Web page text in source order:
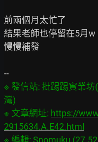
前兩個月太忙了
結果老師也停留在5月w
慢慢補發
※ 發信站: 批踢踢實業
灣)
※ 文章網址: https://
2915634.A.E42.html
※ 編輯: Snomuku